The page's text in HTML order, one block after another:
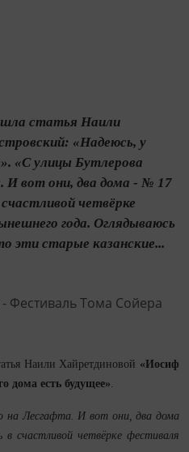
статья Наили
«Надеюсь, у
«С улицы Бутлерова
И вот они, два дома - № 17
четвёрке
года. Оглядываюсь
эти старые казанские...
Наили Хайретдиновой «Иосиф
дома есть будущее».
на Лесгафта. И вот они, два дома
счастливой четвёрке фестиваля